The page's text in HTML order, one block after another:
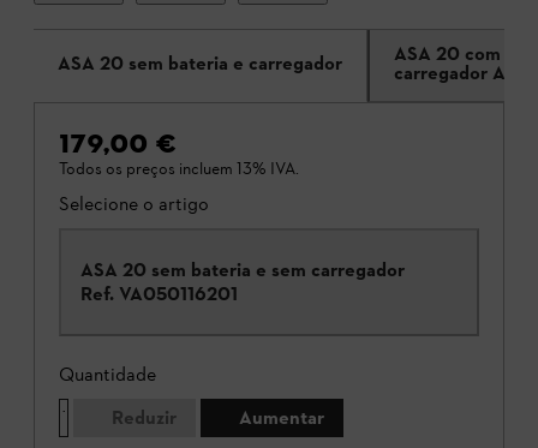
ASA 20 sem bateria e carregador ASA 20 com
carregador AL 1
179,00 €
Todos os preços incluem 13% IVA.
Selecione o artigo
ASA 20 sem bateria e sem carregador
Ref. VA050116201
Quantidade
Reduzir
Aumentar